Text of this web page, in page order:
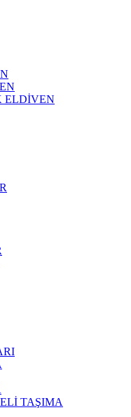
ELDİVEN
TAŞIMA